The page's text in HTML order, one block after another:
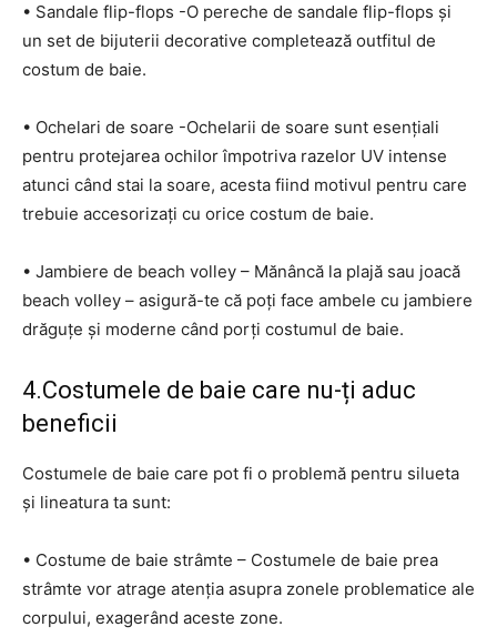
• Sandale flip-flops -O pereche de sandale flip-flops și
un set de bijuterii decorative completează outfitul de
costum de baie.
• Ochelari de soare -Ochelarii de soare sunt esențiali
pentru protejarea ochilor împotriva razelor UV intense
atunci când stai la soare, acesta fiind motivul pentru care
trebuie accesorizați cu orice costum de baie.
• Jambiere de beach volley – Mănâncă la plajă sau joacă
beach volley – asigură-te că poți face ambele cu jambiere
drăguțe și moderne când porți costumul de baie.
4.Costumele de baie care nu-ți aduc
beneficii
Costumele de baie care pot fi o problemă pentru silueta
și lineatura ta sunt:
• Costume de baie strâmte – Costumele de baie prea
strâmte vor atrage atenția asupra zonele problematice ale
corpului, exagerând aceste zone.